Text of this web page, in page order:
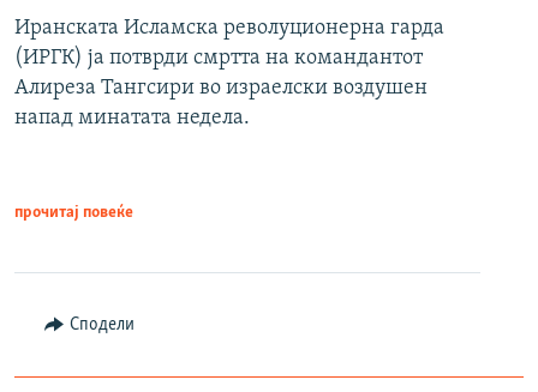
Иранската Исламска револуционерна гарда
(ИРГК) ја потврди смртта на командантот
Алиреза Тангсири во израелски воздушен
напад минатата недела.
прочитај повеќе
Сподели